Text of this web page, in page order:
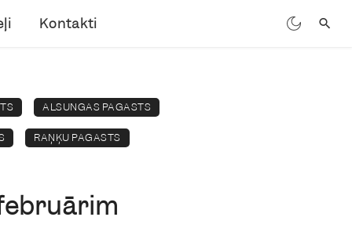
Kontakti
ALSUNGAS PAGASTS
RAŅĶU PAGASTS